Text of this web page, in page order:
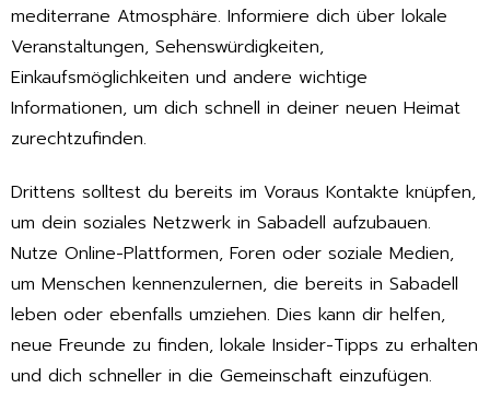
mediterrane Atmosphäre. Informiere dich über lokale
Veranstaltungen, Sehenswürdigkeiten,
Einkaufsmöglichkeiten und andere wichtige
Informationen, um dich schnell in deiner neuen Heimat
zurechtzufinden.
Drittens solltest du bereits im Voraus Kontakte knüpfen,
um dein soziales Netzwerk in Sabadell aufzubauen.
Nutze Online-Plattformen, Foren oder soziale Medien,
um Menschen kennenzulernen, die bereits in Sabadell
leben oder ebenfalls umziehen. Dies kann dir helfen,
neue Freunde zu finden, lokale Insider-Tipps zu erhalten
und dich schneller in die Gemeinschaft einzufügen.